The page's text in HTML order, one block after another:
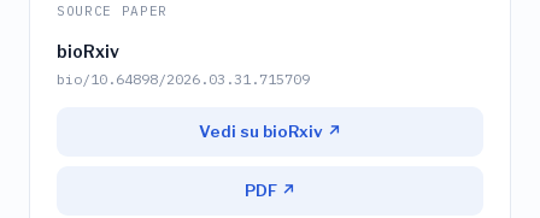
SOURCE PAPER
bioRxiv
bio/10.64898/2026.03.31.715709
Vedi su bioRxiv ↗
PDF ↗